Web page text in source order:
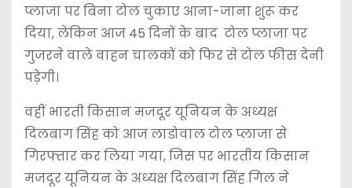
प्लाजा पर बिना टोल चुकाए आना-जाना शुरू कर
दिया, लेकिन आज 45 दिनों के बाद टोल प्लाजा पर
गुजरने वाले वाहन चालकों को फिर से टोल फीस देनी
पड़ेगी।
वहीं भारती किसान मजदूर यूनियन के अध्यक्ष
दिलबाग सिंह को आज लाडोवाल टोल प्लाजा से
गिरफ्तार कर लिया गया, जिस पर भारतीय किसान
मजदूर यूनियन के अध्यक्ष दिलबाग सिंह गिल ने